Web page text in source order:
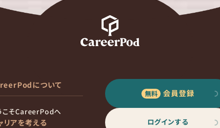
について
こそCareerPodへ
リアを考える
会員登録
ログインする